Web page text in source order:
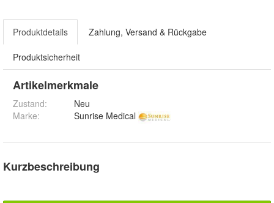
Produktdetails Zahlung, Versand & Rückgabe
Produktsicherheit
Artikelmerkmale
Zustand:
Neu
Marke:
Sunrise Medical
Kurzbeschreibung